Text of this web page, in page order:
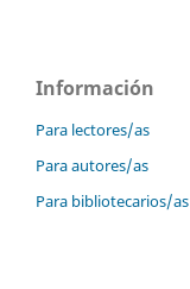
Información
Para lectores/as
Para autores/as
Para bibliotecarios/as